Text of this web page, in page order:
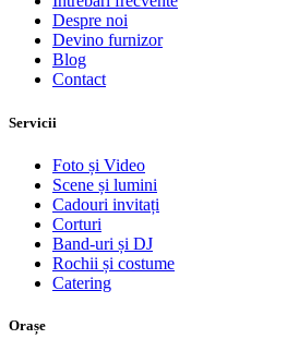
Despre noi
Devino furnizor
Blog
Contact
Servicii
Foto și Video
Scene și lumini
Cadouri invitați
Corturi
Band-uri și DJ
Rochii și costume
Catering
Orașe